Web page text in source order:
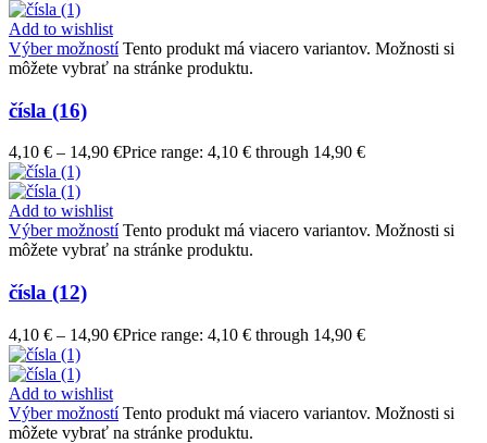
Add to wishlist
Výber možností Tento produkt má viacero variantov. Možnosti si
môžete vybrať na stránke produktu.
čísla (16)
4,10 € – 14,90 €Price range: 4,10 € through 14,90 €
Add to wishlist
Výber možností Tento produkt má viacero variantov. Možnosti si
môžete vybrať na stránke produktu.
čísla (12)
4,10 € – 14,90 €Price range: 4,10 € through 14,90 €
Add to wishlist
Výber možností Tento produkt má viacero variantov. Možnosti si
môžete vybrať na stránke produktu.